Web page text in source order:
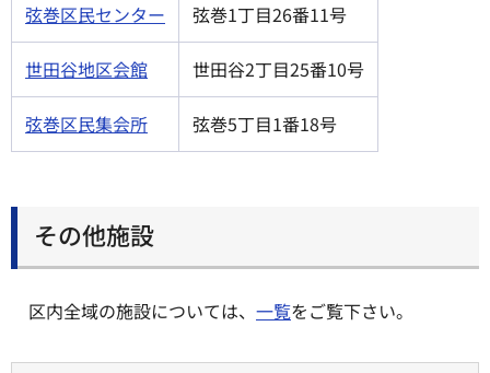
弦巻区民センター 弦巻1丁目26番11号
世田谷地区会館 世田谷2丁目25番10号
弦巻区民集会所 弦巻5丁目1番18号
その他施設
区内全域の施設については、 一覧をご覧下さい。